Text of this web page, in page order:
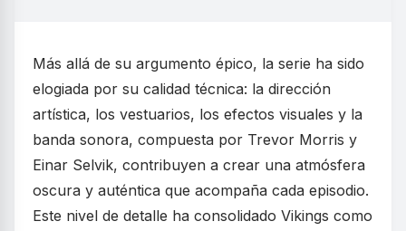
Más allá de su argumento épico, la serie ha sido
elogiada por su calidad técnica: la dirección
artística, los vestuarios, los efectos visuales y la
banda sonora, compuesta por Trevor Morris y
Einar Selvik, contribuyen a crear una atmósfera
oscura y auténtica que acompaña cada episodio.
Este nivel de detalle ha consolidado Vikings como